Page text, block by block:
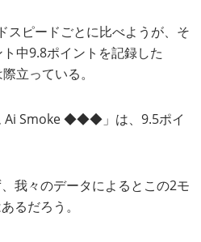
スピードごとに比べようが、そ
中9.8ポイントを記録した
立っている。
Ai Smoke ◆◆◆」は、9.5ポイ
我々のデータによるとこの2モ
るだろう。